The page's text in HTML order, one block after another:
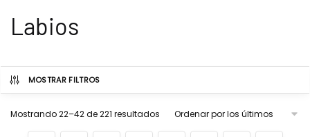
Labios
MOSTRAR FILTROS
Mostrando 22–42 de 221 resultados